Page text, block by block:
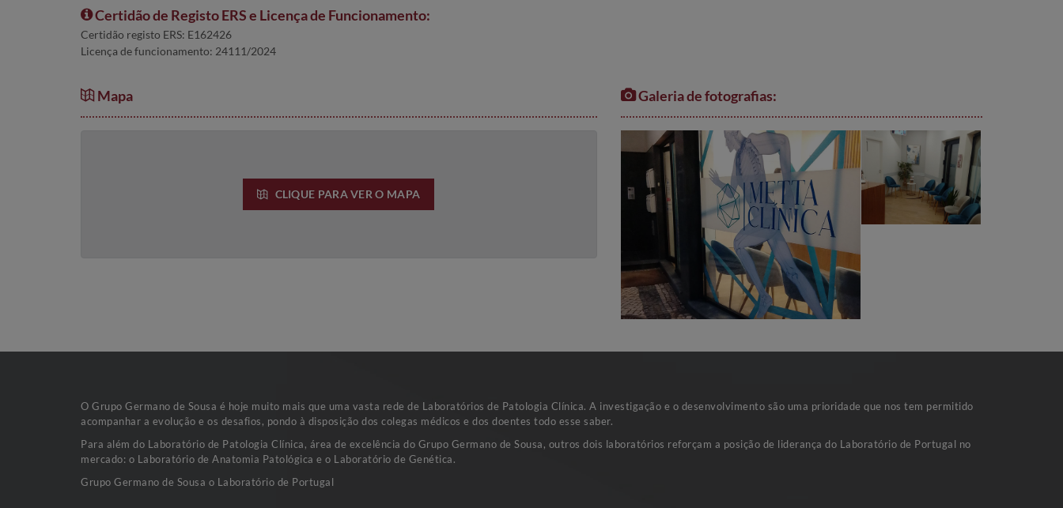
Certidão de Registo ERS e Licença de Funcionamento:
Certidão registo ERS: E162426
Licença de funcionamento: 24111/2024
Mapa
CLIQUE PARA VER O MAPA
Galeria de fotografias:
O Grupo Germano de Sousa é hoje muito mais que uma vasta rede de Laboratórios de Patologia Clínica. A investigação e o desenvolvimento são uma prioridade que nos tem permitido
acompanhar a evolução e os desafios, pondo à disposição dos colegas médicos e dos doentes todo esse saber.
Para além do Laboratório de Patologia Clínica, área de excelência do Grupo Germano de Sousa, outros dois laboratórios reforçam a posição de liderança do Laboratório de Portugal no
mercado: o Laboratório de Anatomia Patológica e o Laboratório de Genética.
Grupo Germano de Sousa o Laboratório de Portugal